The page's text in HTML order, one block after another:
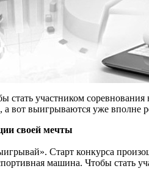
стать участником
а вот выигрываются уже вполне
своей мечты
Старт конкурса
машина. Чтобы стать